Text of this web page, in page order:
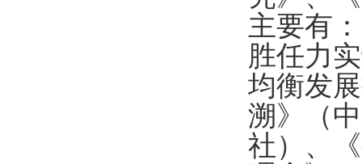
主要有
胜任力
均衡发
溯》（
社）、